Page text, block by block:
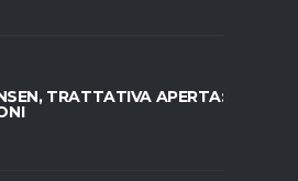
TRATTATIVA APERTA: